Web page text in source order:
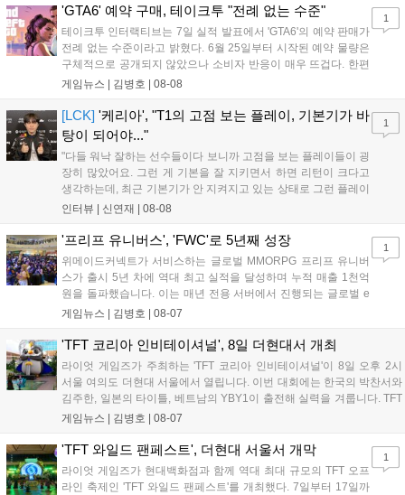
산의 영웅들 업데이트를 통해 정식 출시될 예정이다....
'GTA6' 예약 구매, 테이크투 "전례 없는 수준"
테이크투 인터랙티브는 7일 실적 발표에서 'GTA6'의 예약 판매가
전례 없는 수준이라고 밝혔다. 6월 25일부터 시작된 예약 물량은
구체적으로 공개되지 않았으나 소비자 반응이 매우 뜨겁다. 한편
11월 19일 PS5와 Xbox 시리즈 X|S로 정식 출시될 예정이며, 록
상 'Grand Theft Auto VI: An Extended Look'을 최초 공개할 계획
이다....
게임뉴스 | 김병호 08-08
1
[LCK] '케리아', "T1의 고점 보는 플레이, 기본기가 바
탕이 되어야..."
"다들 워낙 잘하는 선수들이다 보니까 고점을 보는 플레이들이 굉
장히 많았어요. 그런 게 기본을 잘 지키면서 하면 리턴이 크다고
생각하는데, 최근 기본기가 안 지켜지고 있는 상태로 그런 플레이
를 추구하다 보니까 팀적으로 안 좋은 사고가 계속 많이 났던 것
LoL 챔피언스 코리아(LCK)'...
인터뷰 | 신연재 08-08
1
'프리프 유니버스', 'FWC'로 5년째 성장
위메이드커넥트가 서비스하는 글로벌 MMORPG 프리프 유니버
스가 출시 5년 차에 역대 최고 실적을 달성하며 누적 매출 1천억
원을 돌파했습니다. 이는 매년 전용 서버에서 진행되는 글로벌 e
스포츠 대회 FWC의 영향이 큽니다. FWC는 이용자가 동일한 조
은 전년 대비 매출과 이용자 지표가 대폭 상승하는 성과를 냈습니
다. 오는 10월 필리핀 마닐라에서 총상금 11만 달러 규모의 제4회
FWC 그랜드 파이널이 개최될 예정이며, 위메이드커넥트는 이를
통해 커뮤니티 중심의 장기 성장 모델을 지속할 방침입니다....
게임뉴스 | 김병호 08-07
1
'TFT 코리아 인비테이셔널', 8일 더현대서 개최
라이엇 게임즈가 주최하는 'TFT 코리아 인비테이셔널'이 8일 오후 2시
서울 여의도 더현대 서울에서 열립니다. 이번 대회에는 한국의 박찬서와
김주한, 일본의 타이틀, 베트남의 YBY1이 출전해 실력을 겨룹니다. TFT
는 소속팀 없이 개인 자격으로 참가하는 독특한 대회 구조를 가지며, 누
17일까지 이어지는 이번 행사는 신규 세트 체험과 공연 등 다양한 즐길
거리를 제공하며, 이후 현대백화점 판교점에서도 행사가 이어질 예정입
니다. 연말에는 라스베이거스 오픈이 개최됩니다....
게임뉴스 | 김병호 08-07
'TFT 와일드 팬페스트', 더현대 서울서 개막
라이엇 게임즈가 현대백화점과 함께 역대 최대 규모의 TFT 오프
라인 축제인 'TFT 와일드 팬페스트'를 개최했다. 7일부터 17일까
1